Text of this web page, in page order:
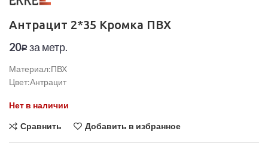
Антрацит 2*35 Кромка ПВХ
20Р за метр.
Материал:ПВХ
Цвет:Антрацит
Нет в наличии
Сравнить Добавить в избранное